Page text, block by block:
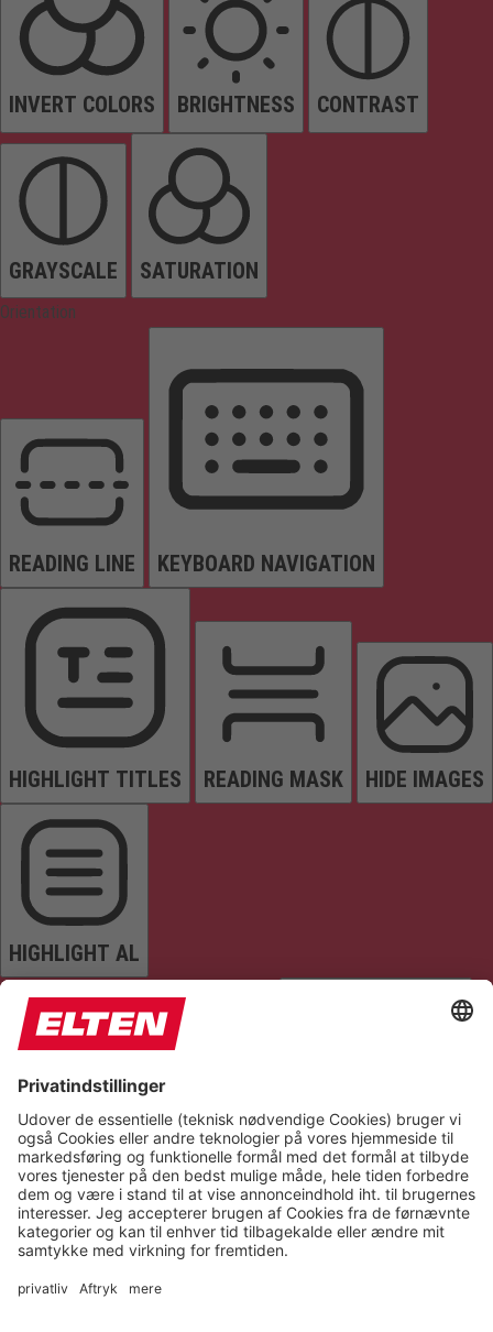
INVERT COLORS BRIGHTNESS CONTRAST
GRAYSCALE SATURATION
Orientation
READING LINE KEYBOARD NAVIGATION
HIGHLIGHT TITLES READING MASK HIDE IMAGES
HIGHLIGHT AL
READ PAGE MUTE SOUNDS STOP ANIMATIONS
Reset Settings